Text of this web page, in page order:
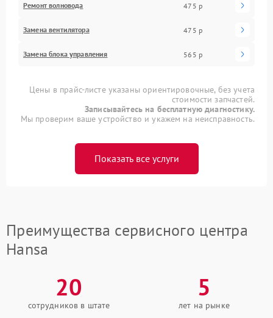
Ремонт волновода 475 р
Замена вентилятора 475 р
Замена блока управления 565 р
Цены в прайс-листе указаны ориентировочные, без учета
стоимости запчастей.
Записывайтесь на бесплатную диагностику.
Мы проверим ваше устройство и укажем на неисправность.
Показать все услуги
Преимущества сервисного центра
Hansa
20
сотрудников в штате
5
лет на рынке